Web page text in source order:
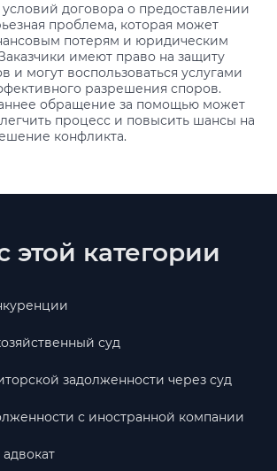
договора о предоставлении
проблема, которая может
потерям и юридическим
имеют право на защиту
и могут воспользоваться услугами
разрешения споров.
обращение за помощью может
процесс и повысить шансы на
конфликта.
этой категории
суд
задолженности через суд
с иностранной компании